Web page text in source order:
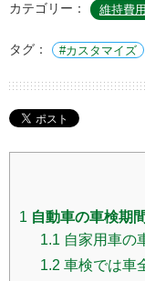
カテゴリー： 維持費
タグ： カスタマイズ
1 自動車の車検期
1.1 自家用車の
1.2 車検では車